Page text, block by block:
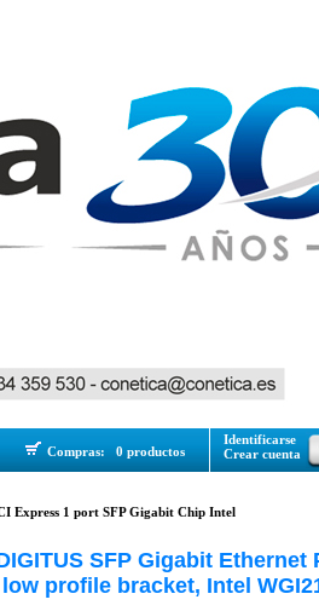
Compras: 0 productos
Identificarse
Crear cuenta
Express 1 port SFP Gigabit Chip Intel
SFP Gigabit Ethernet
profile bracket, Intel